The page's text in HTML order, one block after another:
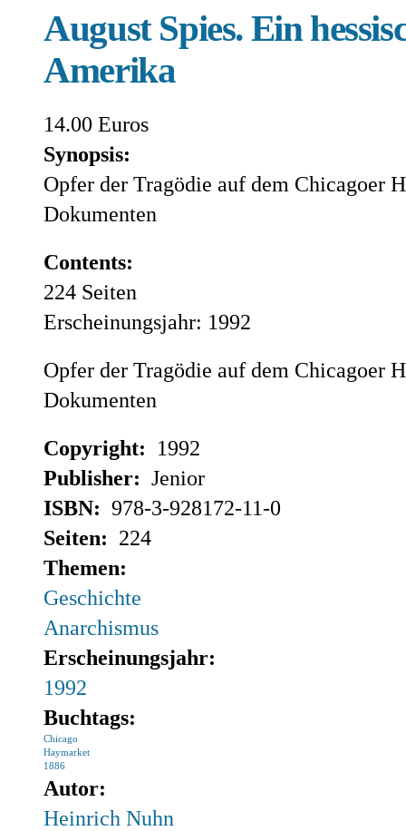
August Spies. Ein
Amerika
14.00 Euros
Synopsis:
Opfer der Tragödie auf dem Chicagoer
Dokumenten
Contents:
224 Seiten
Erscheinungsjahr: 1992
Opfer der Tragödie auf dem Chicagoer
Dokumenten
Copyright: 1992
Publisher: Jenior
ISBN: 978-3-928172-11-0
Seiten: 224
Themen:
Geschichte
Anarchismus
Erscheinungsjahr:
1992
Buchtags:
Chicago
Haymarket
1886
Autor:
Heinrich Nuhn